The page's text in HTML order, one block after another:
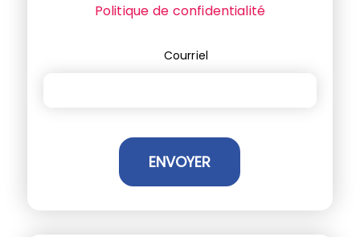
Politique de confidentialité
Courriel